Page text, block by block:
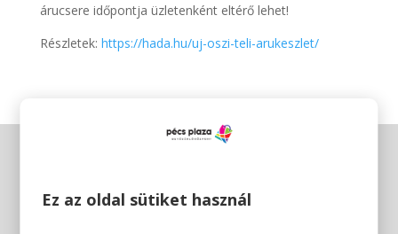
árucsere időpontja üzletenként eltérő lehet!
Részletek: https://hada.hu/uj-oszi-teli-arukeszlet/
Ez az oldal sütiket használ